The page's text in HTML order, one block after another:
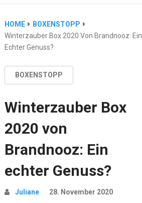
HOME
BOXENSTOPP
Winterzauber Box 2020 Von Brandnooz: Ein
Echter Genuss?
BOXENSTOPP
Winterzauber Box
2020 von
Brandnooz: Ein
echter Genuss?
Juliane 28. November 2020